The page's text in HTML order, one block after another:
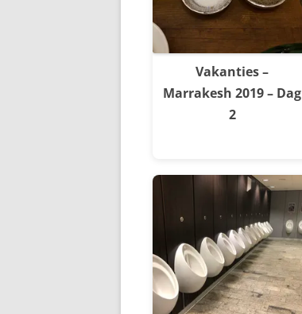
Vakanties –
Marrakesh 2019 – Dag
2